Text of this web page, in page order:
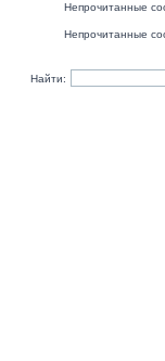
Непрочитанные
Непрочитанные
Найти: